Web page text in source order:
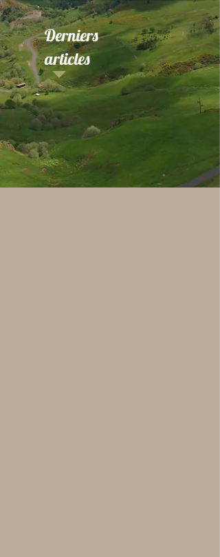
Derniers
articles